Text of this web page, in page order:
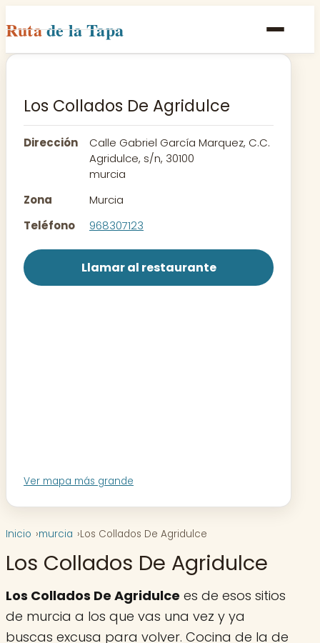
Rutade la Tapa
Inicio
Rutas
Contacto
Los Collados De Agridulce
Dirección
Calle Gabriel García Marquez, C.C.
Agridulce, s/n, 30100
murcia
Zona
Murcia
Teléfono
968307123
Llamar al restaurante
Ver mapa más grande
Inicio murcia Los Collados De Agridulce
Los Collados De Agridulce
Los Collados De Agridulce es de esos sitios
de murcia a los que vas una vez y ya
buscas excusa para volver. Cocina de la de